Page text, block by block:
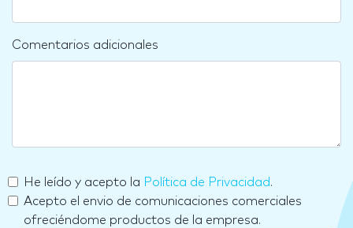
Comentarios adicionales
He leído y acepto la Política de Privacidad.
Acepto el envio de comunicaciones comerciales
ofreciéndome productos de la empresa.